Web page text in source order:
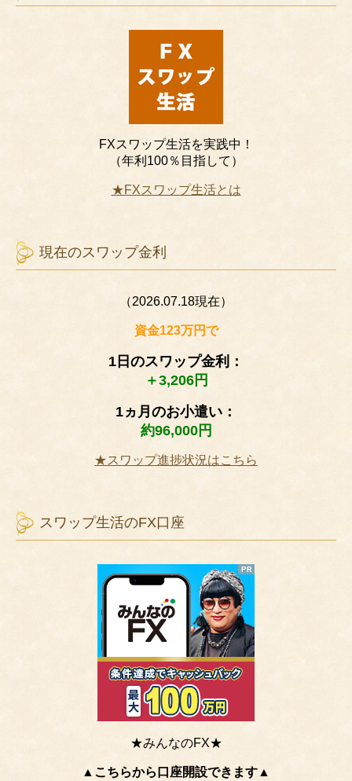
FXスワップ生活を実践中！
（年利100％目指して）
★FXスワップ生活とは
現在のスワップ金利
（2026.07.18現在）
資金123万円で
1日のスワップ金利：
＋3,206円
1ヵ月のお小遣い：
約96,000円
★スワップ進捗状況はこちら
スワップ生活のFX口座
★みんなのFX★
▲こちらから口座開設できます▲